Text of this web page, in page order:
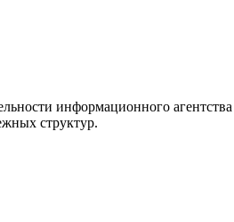
информационного
структур.